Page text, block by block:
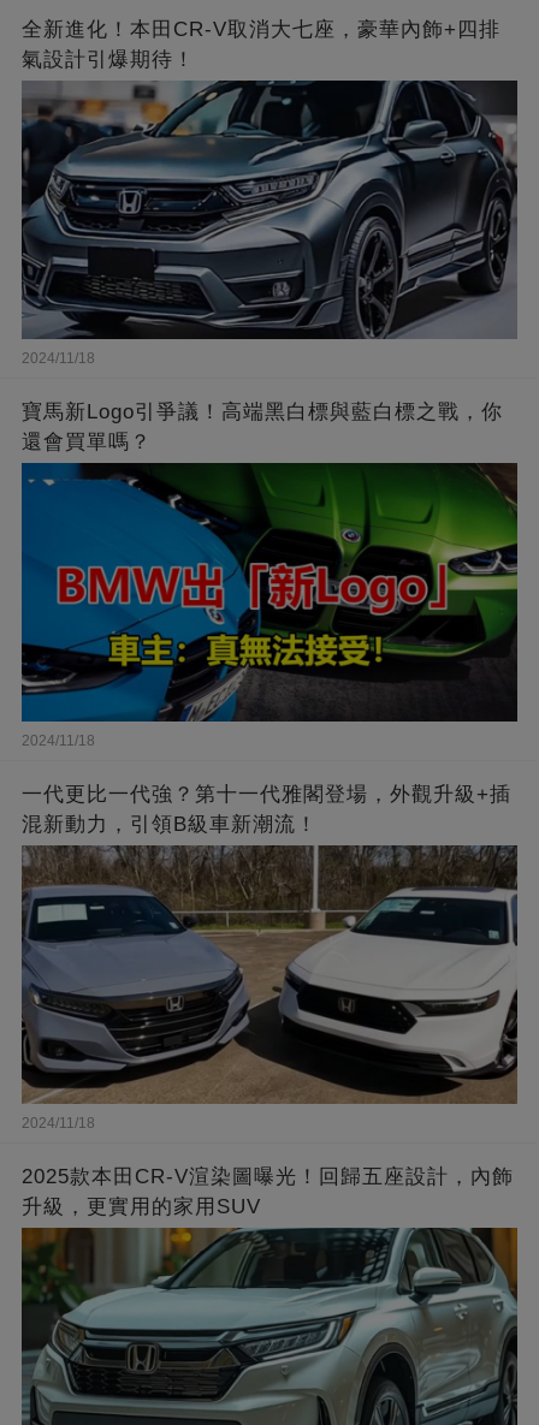
全新進化！本田CR-V取消大七座，豪華內飾+四排
氣設計引爆期待！
2024/11/18
寶馬新Logo引爭議！高端黑白標與藍白標之戰，你
還會買單嗎？
2024/11/18
一代更比一代強？第十一代雅閣登場，外觀升級+插
混新動力，引領B級車新潮流！
2024/11/18
2025款本田CR-V渲染圖曝光！回歸五座設計，內飾
升級，更實用的家用SUV